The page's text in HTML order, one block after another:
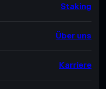
Staking
Über uns
Karriere